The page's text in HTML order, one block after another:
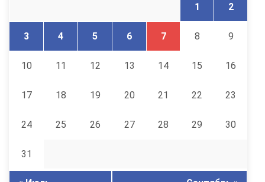
1 2
3 4 5 6 7 8 9
10 11 12 13 14 15 16
17 18 19 20 21 22 23
24 25 26 27 28 29 30
31